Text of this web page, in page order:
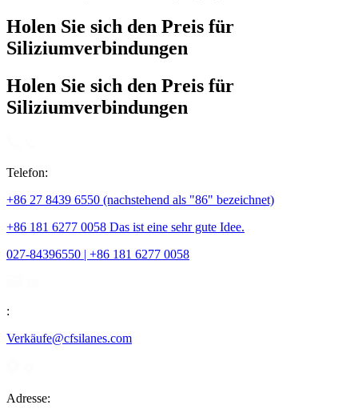
Holen Sie sich den Preis für
Siliziumverbindungen
Holen Sie sich den Preis für
Siliziumverbindungen
Telefon:
+86 27 8439 6550 (nachstehend als "86" bezeichnet)
+86 181 6277 0058 Das ist eine sehr gute Idee.
027-84396550 | +86 181 6277 0058
:
Verkäufe@cfsilanes.com
Adresse: